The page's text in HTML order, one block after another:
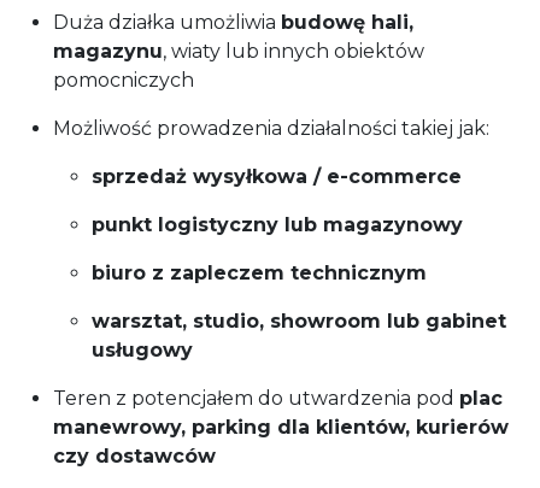
Duża działka umożliwia budowę hali,
magazynu, wiaty lub innych obiektów
pomocniczych
Możliwość prowadzenia działalności takiej jak:
sprzedaż wysyłkowa / e-commerce
punkt logistyczny lub magazynowy
biuro z zapleczem technicznym
warsztat, studio, showroom lub gabinet
usługowy
Teren z potencjałem do utwardzenia pod plac
manewrowy, parking dla klientów, kurierów
czy dostawców